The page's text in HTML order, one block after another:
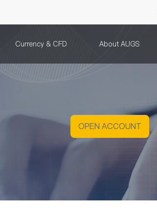
Currency & CFD About AUGS
OPEN ACCOUNT